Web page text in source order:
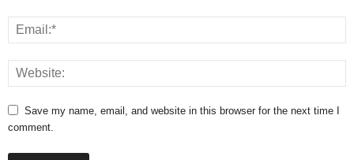
Save my name, email, and website in this browser for the next time I
comment.